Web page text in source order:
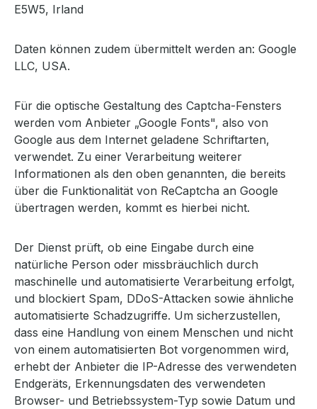
E5W5, Irland
Daten können zudem übermittelt werden an: Google
LLC, USA.
Für die optische Gestaltung des Captcha-Fensters
werden vom Anbieter „Google Fonts", also von
Google aus dem Internet geladene Schriftarten,
verwendet. Zu einer Verarbeitung weiterer
Informationen als den oben genannten, die bereits
über die Funktionalität von ReCaptcha an Google
übertragen werden, kommt es hierbei nicht.
Der Dienst prüft, ob eine Eingabe durch eine
natürliche Person oder missbräuchlich durch
maschinelle und automatisierte Verarbeitung erfolgt,
und blockiert Spam, DDoS-Attacken sowie ähnliche
automatisierte Schadzugriffe. Um sicherzustellen,
dass eine Handlung von einem Menschen und nicht
von einem automatisierten Bot vorgenommen wird,
erhebt der Anbieter die IP-Adresse des verwendeten
Endgeräts, Erkennungsdaten des verwendeten
Browser- und Betriebssystem-Typ sowie Datum und